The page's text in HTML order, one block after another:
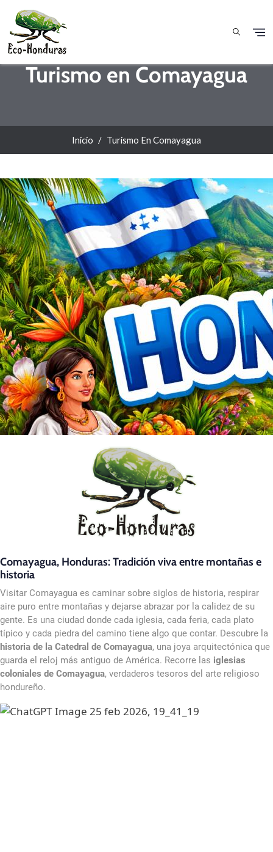
Turismo en Comayagua
Inicio Turismo En Comayagua
Comayagua, Honduras: Tradición viva entre montañas e
historia
Visitar Comayagua es caminar sobre siglos de historia, respirar
aire puro entre montañas y dejarse abrazar por la calidez de su
gente. Es una ciudad donde cada iglesia, cada feria, cada plato
típico y cada piedra del camino tiene algo que contar. Descubre la
historia de la Catedral de Comayagua, una joya arquitectónica que
guarda el reloj más antiguo de América. Recorre las iglesias
coloniales de Comayagua, verdaderos tesoros del arte religioso
hondureño.